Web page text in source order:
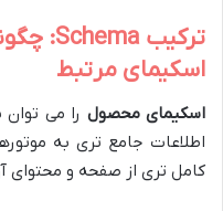
ترکیب Schema: چگونگی ترکیب
اسکیمای مرتبط
اسکیمای محصول را می
اطلاعات جامع تری به
کامل تری از صفحه و